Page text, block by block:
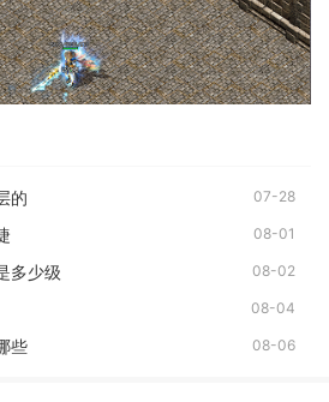
的 07-28
08-01
多少级 08-02
08-04
些 08-06